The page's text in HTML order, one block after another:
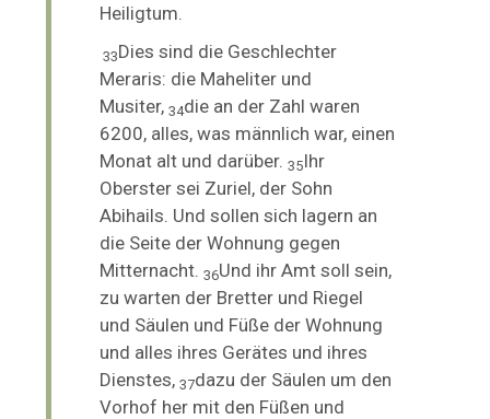
Heiligtum.
33Dies sind die Geschlechter
Meraris: die Maheliter und
Musiter,34die an der Zahl waren
6200, alles, was männlich war, einen
Monat alt und darüber.35Ihr
Oberster sei Zuriel, der Sohn
Abihails. Und sollen sich lagern an
die Seite der Wohnung gegen
Mitternacht.36Und ihr Amt soll sein,
zu warten der Bretter und Riegel
und Säulen und Füße der Wohnung
und alles ihres Gerätes und ihres
Dienstes,37dazu der Säulen um den
Vorhof her mit den Füßen und